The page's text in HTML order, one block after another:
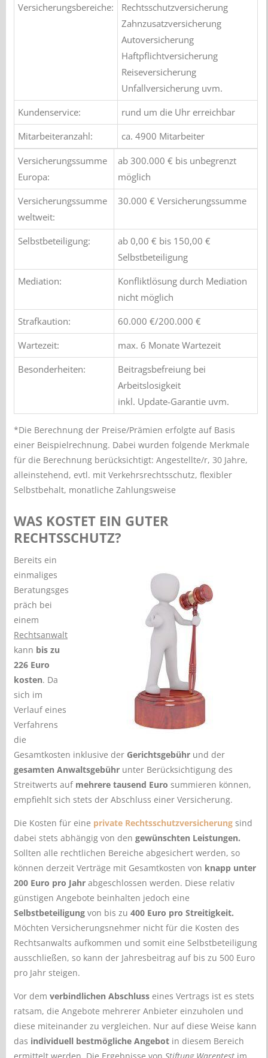
Versicherungsbereiche:
Rechtsschutzversicherung
Zahnzusatzversicherung
Autoversicherung
Haftpflichtversicherung
Reiseversicherung
Unfallversicherung uvm.
Kundenservice:
rund um die Uhr erreichbar
Mitarbeiteranzahl:
ca. 4900 Mitarbeiter
Versicherungssumme
Europa:
ab 300.000 € bis unbegrenzt
möglich
Versicherungssumme
weltweit:
30.000 € Versicherungssumme
Selbstbeteiligung:
ab 0,00 € bis 150,00 €
Selbstbeteiligung
Mediation:
Konfliktlösung durch Mediation
nicht möglich
Strafkaution:
60.000 €/200.000 €
Wartezeit:
max. 6 Monate Wartezeit
Besonderheiten:
Beitragsbefreiung bei
Arbeitslosigkeit
inkl. Update-Garantie uvm.
*Die Berechnung der Preise/Prämien erfolgte auf Basis
einer Beispielrechnung. Dabei wurden folgende Merkmale
für die Berechnung berücksichtigt: Angestellte/r, 30 Jahre,
alleinstehend, evtl. mit Verkehrsrechtsschutz, flexibler
Selbstbehalt, monatliche Zahlungsweise
WAS KOSTET EIN GUTER
RECHTSSCHUTZ?
Bereits ein
einmaliges
Beratungsges
präch bei
einem
Rechtsanwalt
kann bis zu
226 Euro
kosten. Da
sich im
Verlauf eines
Verfahrens
die
Gesamtkosten inklusive der Gerichtsgebühr und der
gesamten Anwaltsgebühr unter Berücksichtigung des
Streitwerts auf mehrere tausend Euro summieren können,
empfiehlt sich stets der Abschluss einer Versicherung.
Die Kosten für eine private Rechtsschutzversicherung sind
dabei stets abhängig von dengewünschten Leistungen.
Sollten alle rechtlichen Bereiche abgesichert werden, so
können derzeit Verträge mit Gesamtkosten von knapp unter
200 Euro pro Jahr abgeschlossen werden. Diese relativ
günstigen Angebote beinhalten jedoch eine
Selbstbeteiligung von bis zu400 Euro pro Streitigkeit.
Möchten Versicherungsnehmer nicht für die Kosten des
Rechtsanwalts aufkommen und somit eine Selbstbeteiligung
ausschließen, so kann der Jahresbeitrag auf bis zu 500 Euro
pro Jahr steigen.
Vor demverbindlichen Abschluss eines Vertrags ist es stets
ratsam, die Angebote mehrerer Anbieter einzuholen und
diese miteinander zu vergleichen. Nur auf diese Weise kann
das individuell bestmögliche Angebot in diesem Bereich